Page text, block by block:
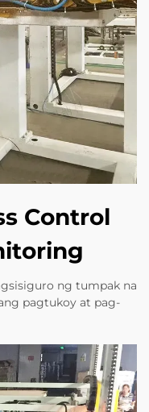
Control
ng tumpak na
pagtukoy at pag-